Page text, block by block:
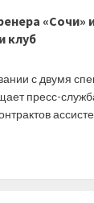
«Сочи»
клуб
с двумя
пресс-